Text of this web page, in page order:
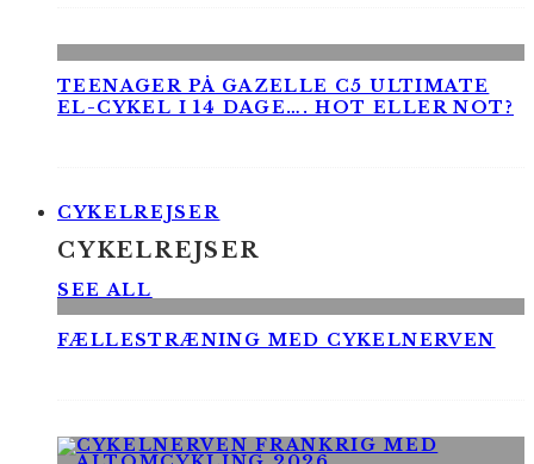
TEENAGER PÅ GAZELLE C5 ULTIMATE
EL-CYKEL I 14 DAGE…. HOT ELLER NOT?
CYKELREJSER
CYKELREJSER
SEE ALL
FÆLLESTRÆNING MED CYKELNERVEN